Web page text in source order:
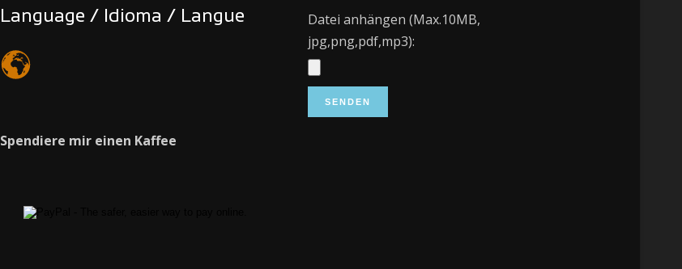
Language / Idioma / Langue
Spendiere mir einen Kaffee
Datei anhängen (Max.10MB,
jpg,png,pdf,mp3):